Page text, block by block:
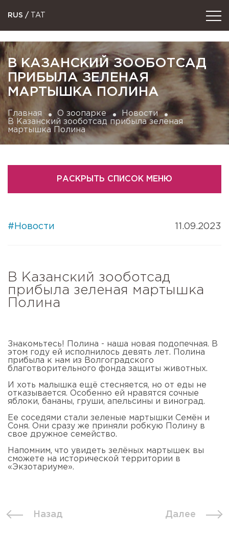
RUS / TAT
В КАЗАНСКИЙ ЗООБОТСАД
ПРИБЫЛА ЗЕЛЕНАЯ
МАРТЫШКА ПОЛИНА
Главная О зоопарке
Новости
В Казанский зооботсад прибыла зеленая
мартышка Полина
РАСКРЫТЬ СПИСОК МЕНЮ
#Новости 11.09.2023
В Казанский зооботсад
прибыла зеленая мартышка
Полина
Знакомьтесь! Полина - наша новая подопечная. В
этом году ей исполнилось девять лет. Полина
прибыла к нам из Волгоградского
благотворительного фонда защиты животных.
И хоть малышка ещё стесняется, но от еды не
отказывается. Особенно ей нравятся сочные
яблоки, бананы, груши, апельсины и виноград.
Ее соседями стали зеленые мартышки Семён и
Соня. Они сразу же приняли робкую Полину в
свое дружное семейство.
Напомним, что увидеть зелёных мартышек вы
сможете на исторической территории в
«Экзотариуме».
Назад Далее